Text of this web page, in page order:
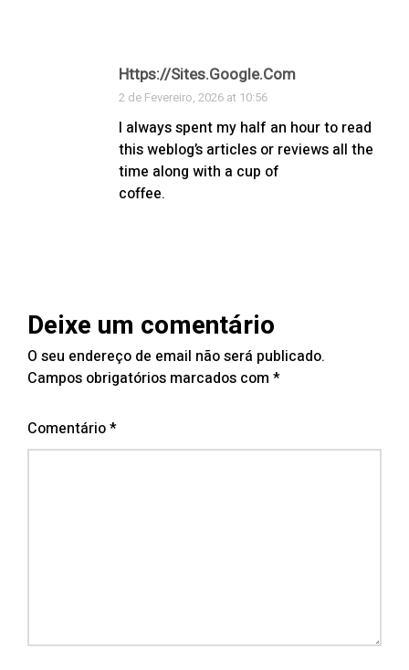
Https://sites.google.com
2 de Fevereiro, 2026 at 10:56
I always spent my half an hour to read
this weblog’s articles or reviews all the
time along with a cup of
coffee.
Deixe um comentário
O seu endereço de email não será publicado.
Campos obrigatórios marcados com *
Comentário*